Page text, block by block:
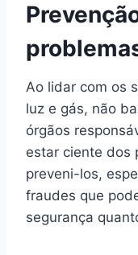
Ao lidar com os
luz e gás, não
órgãos
estar ciente dos
preveni-los,
fraudes que
segurança